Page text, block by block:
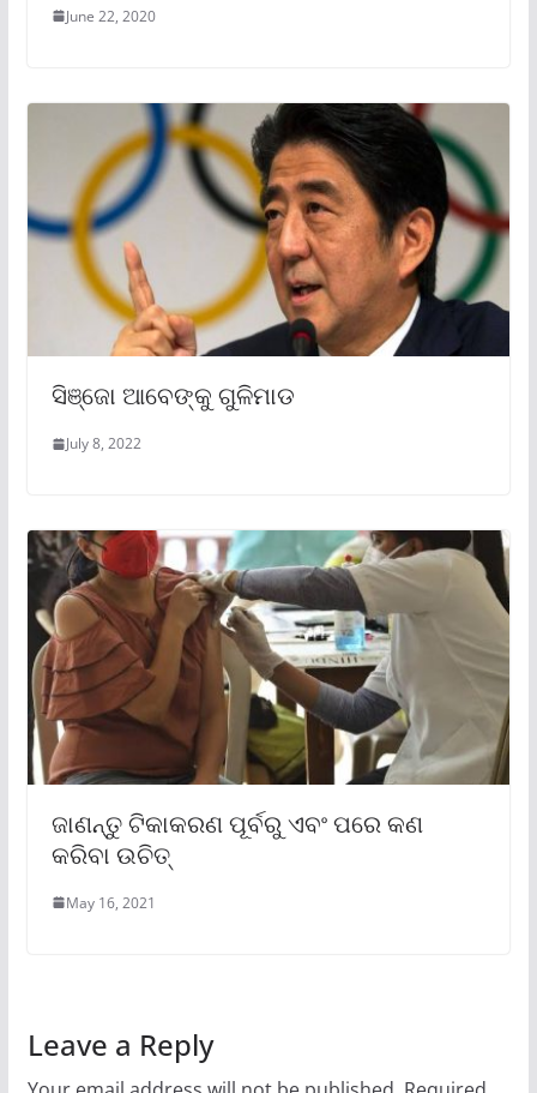
June 22, 2020
ସିଞ୍ଜୋ ଆବେଙ୍କୁ ଗୁଳିମାଡ
July 8, 2022
ଜାଣନ୍ତୁ ଟିକାକରଣ ପୂର୍ବରୁ ଏବଂ ପରେ କଣ
କରିବା ଉଚିତ୍
May 16, 2021
Leave a Reply